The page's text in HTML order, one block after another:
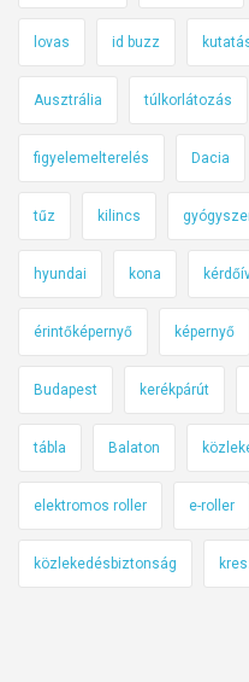
lovas id buzz
Ausztrália túlkorlátozás
figyelemelterelés Dacia
tűz kilincs
hyundai kona
érintőképernyő képernyő
Budapest kerékpárút
tábla Balaton
elektromos roller e-roller
közlekedésbiztonság